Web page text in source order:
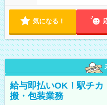
気になる！
給与即払いOK！駅チ
搬・包装業務